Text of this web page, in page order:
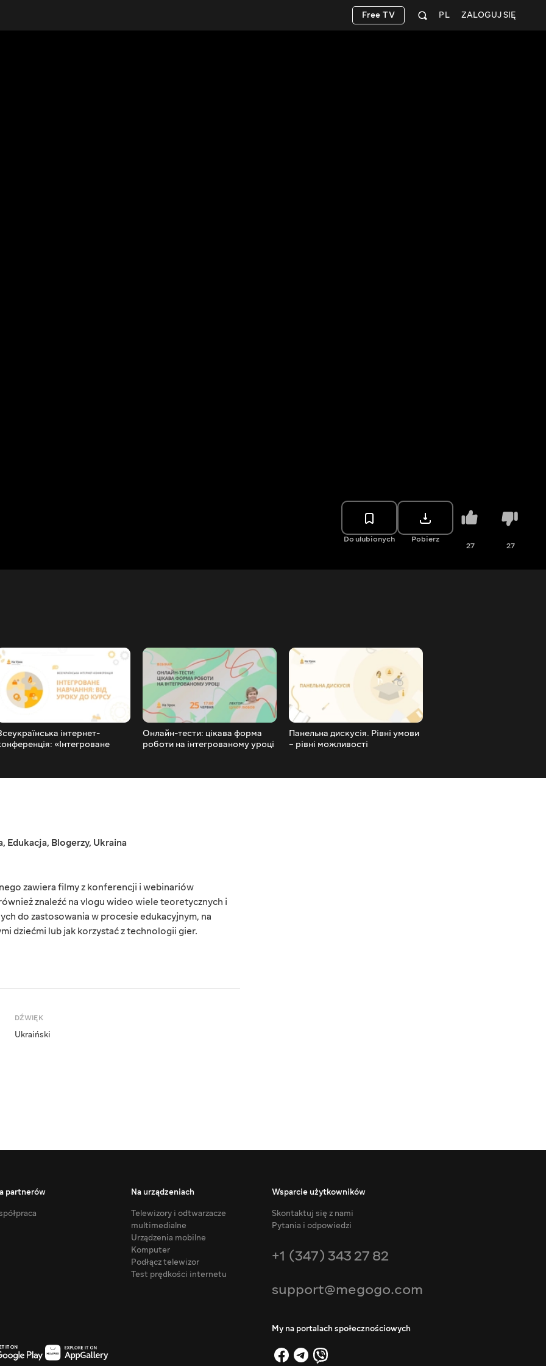
ZALOGUJ SIĘ
PL
Free TV
Do ulubionych Pobierz
27 27
інтернет-
«Інтегроване
Онлайн-тести: цікава форма
роботи на інтегрованому уроці
Панельна дискусія. Рівні умови
– рівні можливості
, Edukacja, Blogerzy, Ukraina
zawiera filmy z konferencji i webinariów
znaleźć na vlogu wideo wiele teoretycznych i
do zastosowania w procesie edukacyjnym, na
dziećmi lub jak korzystać z technologii gier.
DŹWIĘK
Ukraiński
partnerów
Na urządzeniach
Telewizory i odtwarzacze
multimedialne
Urządzenia mobilne
Komputer
Podłącz telewizor
Test prędkości internetu
Wsparcie użytkowników
Skontaktuj się z nami
Pytania i odpowiedzi
+1 (347) 343 27 82
support@megogo.com
My na portalach społecznościowych